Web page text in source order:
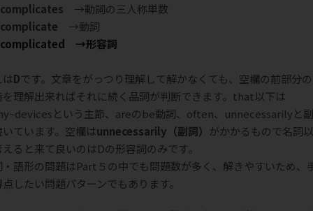
→動詞の三人称単数
→動詞
complicated
→形容詞
Dです。文章をがっつり理解して解かなくても、空欄の前部分
を理解出来ればそれに続く品詞が判断できます。that以下は
という主節、areのbe動詞、often、unnecessarilyと
ています。空欄はunnecessarily（副詞） がかかるもので名詞
ると来て良いのはDの形容詞のみです。
・語形の問題はPart５の中でも問題数が多く、解きやすいため、
したい問題パターンでもあります。